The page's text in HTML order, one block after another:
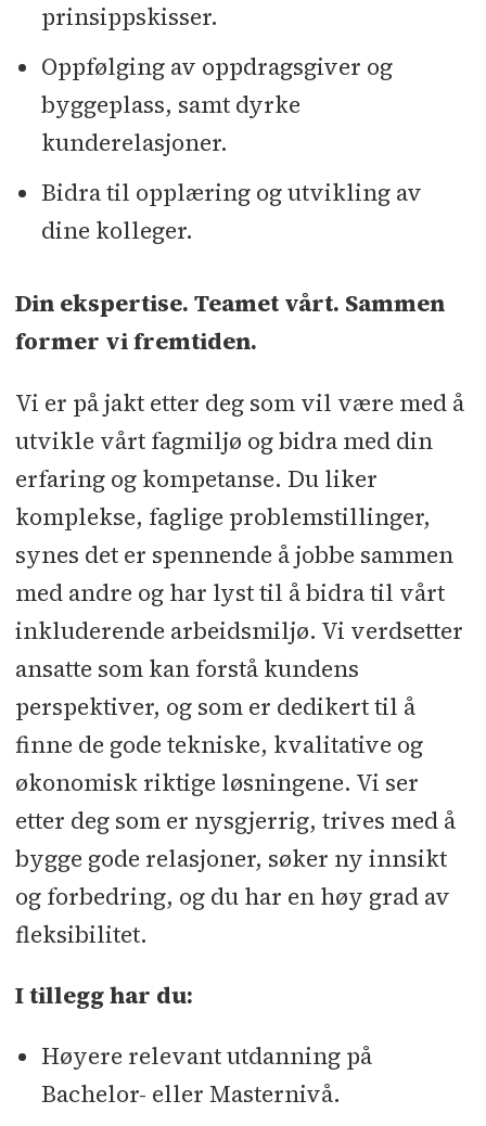
prinsippskisser.
Oppfølging av oppdragsgiver og
byggeplass, samt dyrke
kunderelasjoner.
Bidra til opplæring og utvikling av
dine kolleger.
Din ekspertise. Teamet vårt. Sammen
former vi fremtiden.
Vi er på jakt etter deg som vil være med å
utvikle vårt fagmiljø og bidra med din
erfaring og kompetanse. Du liker
komplekse, faglige problemstillinger,
synes det er spennende å jobbe sammen
med andre og har lyst til å bidra til vårt
inkluderende arbeidsmiljø. Vi verdsetter
ansatte som kan forstå kundens
perspektiver, og som er dedikert til å
finne de gode tekniske, kvalitative og
økonomisk riktige løsningene. Vi ser
etter deg som er nysgjerrig, trives med å
bygge gode relasjoner, søker ny innsikt
og forbedring, og du har en høy grad av
fleksibilitet.
I tillegg har du:
Høyere relevant utdanning på
Bachelor- eller Masternivå.